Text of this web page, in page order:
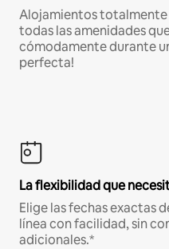
Alojamientos totalmente
todas las amenidades
cómodamente durante
perfecta!
La flexibilidad que
Elige las fechas exactas
línea con facilidad, sin
adicionales.*